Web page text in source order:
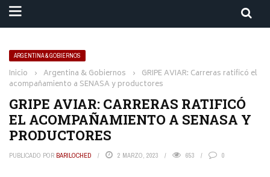
ARGENTINA & GOBIERNOS
Inicio › Argentina & Gobiernos › GRIPE AVIAR: Carreras ratificó el
acompañamiento a SENASA y productores
GRIPE AVIAR: CARRERAS RATIFICÓ
EL ACOMPAÑAMIENTO A SENASA Y
PRODUCTORES
PUBLICADO POR BARILOCHED 2 MARZO, 2023 653 0